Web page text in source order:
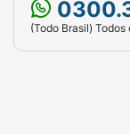
(Todo Brasil)